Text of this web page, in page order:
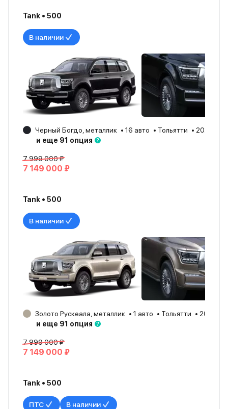
Tank • 500
В наличии
Черный Богдо, металлик 16 авто Тольятти
2025
и еще 91 опция
7 999 000 ₽
7 149 000 ₽
Tank • 500
В наличии
Золото Рускеала, металлик 1 авто Тольятти
2025
и еще 91 опция
7 999 000 ₽
7 149 000 ₽
Tank • 500
ПТС В наличии